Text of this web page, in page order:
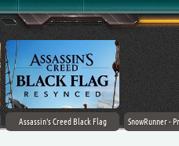
SnowRunner - Premium Edition [v
Forza